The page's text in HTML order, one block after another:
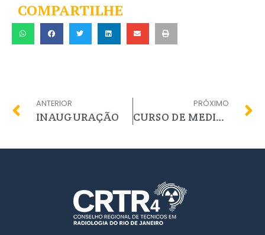
COMPARTILHE
ANTERIOR
INAUGURAÇÃO
PRÓXIMO
CURSO DE MEDICINA LEGAL